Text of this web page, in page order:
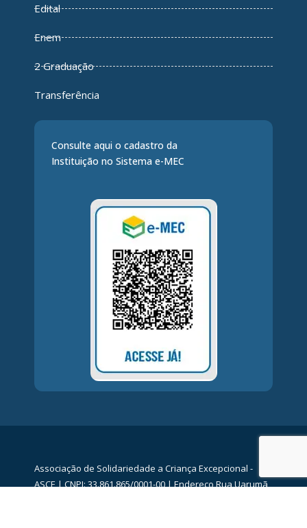
Edital
Enem
2 Graduação
Transferência
Consulte aqui o cadastro da
Instituição no Sistema e-MEC
Associação de Solidariedade a Criança Excepcional -
ASCE | CNPJ: 33.861.865/0001-00 | Endereço Rua Uarumã,